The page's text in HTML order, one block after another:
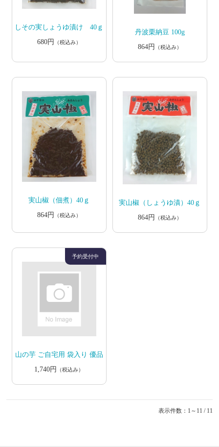
しその実しょうゆ漬け 40ｇ
680円
（税込み）
丹波栗納豆 100g
864円
（税込み）
実山椒（佃煮）40ｇ
864円
（税込み）
実山椒（しょうゆ漬）40ｇ
864円
（税込み）
山の芋 ご自宅用 袋入り 優品
1,740円
（税込み）
表示件数：1～11 / 11